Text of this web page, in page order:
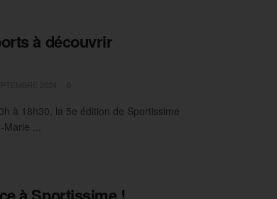
à découvrir
à 18h30, la 5e édition de Sportissime
...